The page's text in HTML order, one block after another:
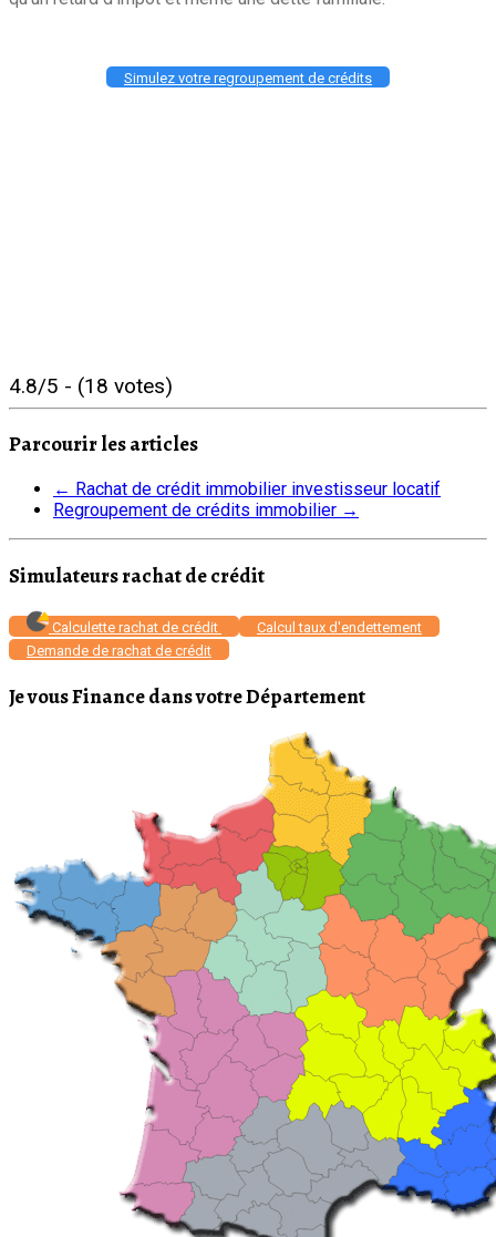
Simulez votre regroupement de crédits
4.8/5 - (18 votes)
Parcourir les articles
← Rachat de crédit immobilier investisseur locatif
Regroupement de crédits immobilier →
Simulateurs rachat de crédit
Calculette rachat de crédit
Calcul taux d'endettement
Demande de rachat de crédit
Je vous Finance dans votre Département